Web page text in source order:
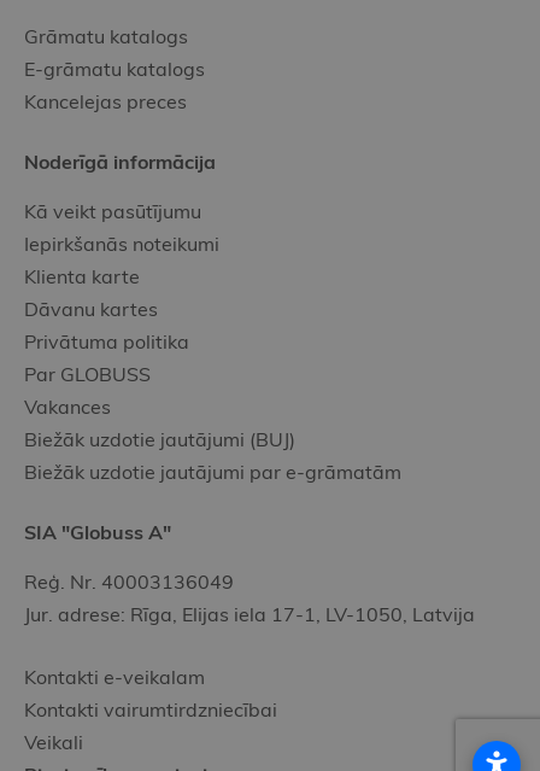
Grāmatu katalogs
E-grāmatu katalogs
Kancelejas preces
Noderīgā informācija
Kā veikt pasūtījumu
Iepirkšanās noteikumi
Klienta karte
Dāvanu kartes
Privātuma politika
Par GLOBUSS
Vakances
Biežāk uzdotie jautājumi (BUJ)
Biežāk uzdotie jautājumi par e-grāmatām
SIA "Globuss A"
Reģ. Nr. 40003136049
Jur. adrese: Rīga, Elijas iela 17-1, LV-1050, Latvija
Kontakti e-veikalam
Kontakti vairumtirdzniecībai
Veikali